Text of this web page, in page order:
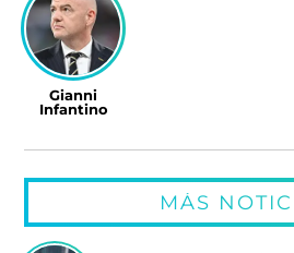
Gianni
Infantino
MÁS